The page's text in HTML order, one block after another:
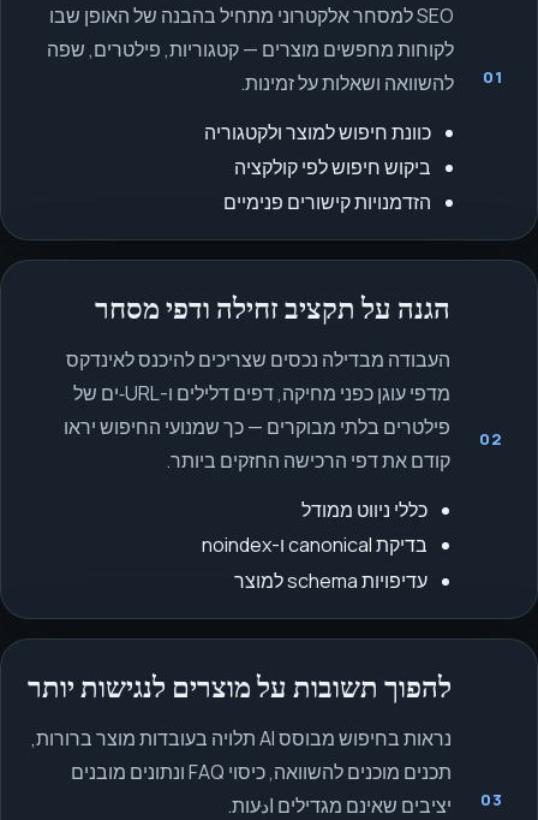
01
SEO למסחר אלקטרוני מתחיל בהבנה של האופן שבו
לקוחות מחפשים מוצרים — קטגוריות, פילטרים, שפה
להשוואה ושאלות על זמינות.
כוונת חיפוש למוצר ולקטגוריה
ביקוש חיפוש לפי קולקציה
הזדמנויות קישורים פנימיים
02
הגנה על תקציב זחילה ודפי מסחר
העבודה מבדילה נכסים שצריכים להיכנס לאינדקס
מדפי עוגן כפני מחיקה, דפים דלילים ו-URL‑ים של
פילטרים בלתי מבוקרים — כך שמנועי החיפוש יראו
קודם את דפי הרכישה החזקים ביותר.
כללי ניווט ממודל
בדיקת canonical ו-noindex
עדיפויות schema למוצר
03
להפוך תשובות על מוצרים לנגישות יותר
נראות בחיפוש מבוסס AI תלויה בעובדות מוצר ברורות,
תכנים מוכנים להשוואה, כיסוי FAQ ונתונים מובנים
יציבים שאינם מגדילים ادּעות.